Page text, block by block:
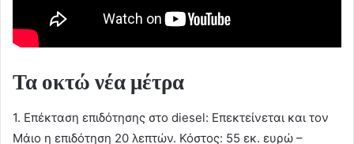
Τα οκτώ νέα μέτρα
1. Επέκταση επιδότησης στο diesel: Επεκτείνεται και τον
Μάιο η επιδότηση 20 λεπτών. Κόστος: 55 εκ. ευρώ –